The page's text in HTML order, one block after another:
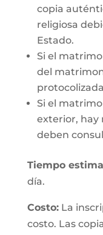
copia
religiosa
Estado.
Si el
del
Si el
exterior, hay
deben
Tiempo
día.
Costo:La
costo. Las